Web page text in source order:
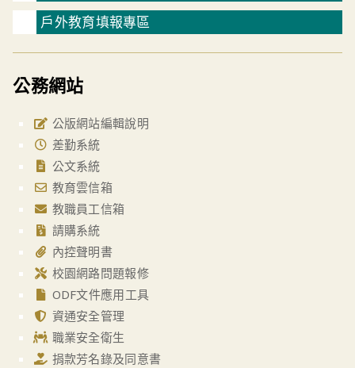
戶外教育填報專區
公務網站
公版網站編輯說明
差勤系統
公文系統
教育雲信箱
教職員工信箱
請購系統
內控聲明書
校園網路問題報修
ODF文件應用工具
資通安全管理
職業安全衛生
捐款芳名錄及同意書